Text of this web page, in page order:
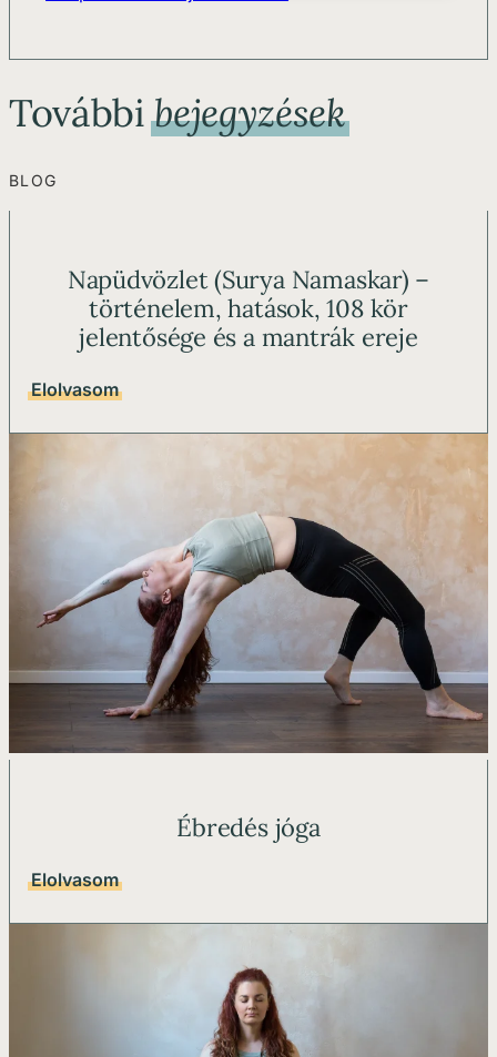
Továbbibejegyzések
BLOG
Napüdvözlet (Surya Namaskar) –
történelem, hatások, 108 kör
jelentősége és a mantrák ereje
Elolvasom
Ébredés jóga
Elolvasom